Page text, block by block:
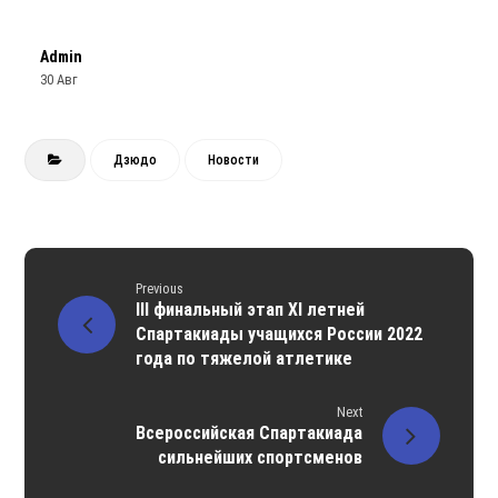
Admin
30 Авг
Дзюдо Новости
Previous
III финальный этап XI летней
Спартакиады учащихся России 2022
года по тяжелой атлетике
Next
Всероссийская Спартакиада
сильнейших спортсменов